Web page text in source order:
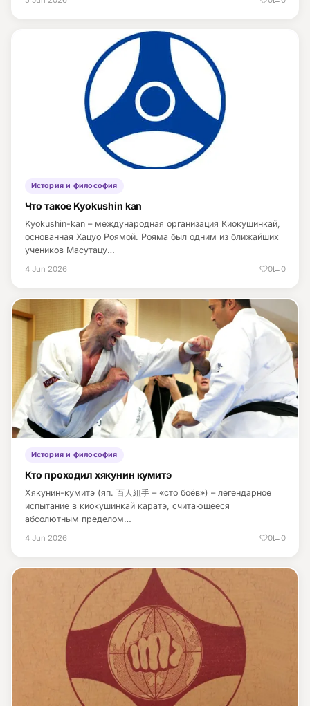
История и философия
Что такое Kyokushin kan
Kyokushin-kan – международная организация Киокушинкай,
основанная Хацуо Роямой. Рояма был одним из ближайших
учеников Масутацу…
4 Jun 2026 0 0
История и философия
Кто проходил хякунин кумитэ
Хякунин-кумитэ (яп. 百人組手 – «сто боёв») – легендарное
испытание в киокушинкай каратэ, считающееся
абсолютным пределом…
4 Jun 2026 0 0